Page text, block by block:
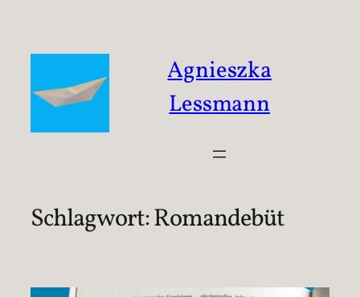
springen
Agnieszka
Lessmann
Schlagwort:Romandebüt